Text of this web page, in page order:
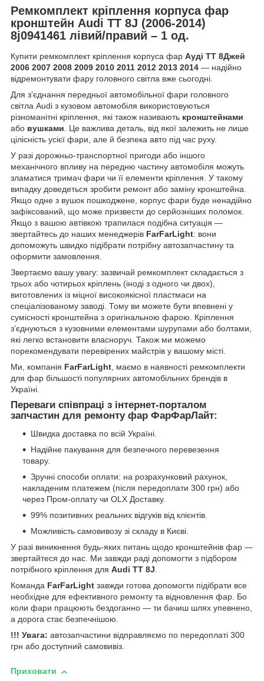
Ремкомплект кріплення корпуса фар
кронштейн Audi TT 8J (2006-2014)
8j0941461 лівий/правий – 1 од.
Купити ремкомплект кріплення корпуса фар Ауді ТТ 8Джей
2006 2007 2008 2009 2010 2011 2012 2013 2014 — надійно
відремонтувати фару головного світла вже сьогодні.
Для з’єднання передньої автомобільної фари головного
світла Audi з кузовом автомобіля використовуються
різноманітні кріплення, які також називають кронштейнами
або вушками. Це важлива деталь, від якої залежить не лише
цілісність усієї фари, але й безпека авто під час руху.
У разі дорожньо-транспортної пригоди або іншого
механічного впливу на передню частину автомобіля можуть
зламатися тримач фари чи її елементи кріплення. У такому
випадку доведеться зробити ремонт або заміну кронштейна.
Якщо одне з вушок пошкоджене, корпус фари буде ненадійно
зафіксований, що може призвести до серйозніших поломок.
Якщо з вашою автівкою трапилася подібна ситуація —
звертайтесь до наших менеджерів FarFarLight: вони
допоможуть швидко підібрати потрібну автозапчастину та
оформити замовлення.
Звертаємо вашу увагу: зазвичай ремкомплект складається з
трьох або чотирьох кріплень (іноді з одного чи двох),
виготовлених із міцної високоякісної пластмаси на
спеціалізованому заводі. Тому ви можете бути впевнені у
сумісності кронштейна з оригінальною фарою. Кріплення
з’єднуються з кузовними елементами шурупами або болтами,
які легко встановити власноруч. Також ми можемо
порекомендувати перевірених майстрів у вашому місті.
Ми, компанія FarFarLight, маємо в наявності ремкомплекти
для фар більшості популярних автомобільних брендів в
Україні.
Переваги співпраці з інтернет-порталом
запчастин для ремонту фар ФарФарЛайт:
Швидка доставка по всій Україні.
Надійне пакування для безпечного перевезення
товару.
Зручні способи оплати: на розрахунковий рахунок,
накладеним платежем (після передоплати 300 грн) або
через Пром-оплату чи OLX Доставку.
99% позитивних реальних відгуків від клієнтів.
Можливість самовивозу зі складу в Києві.
У разі виникнення будь-яких питань щодо кронштейнів фар —
звертайтеся до нас. Ми завжди раді допомогти з підбором
потрібного кріплення для Audi TT 8J.
Команда FarFarLight завжди готова допомогти підібрати все
необхідне для ефективного ремонту та відновлення фар. Бо
коли фари працюють бездоганно — ти бачиш шлях упевнено,
а дорога стає безпечнішою.
!!! Увага: автозапчастини відправляємо по передоплаті 300
грн або доступний самовивіз.
Приховати